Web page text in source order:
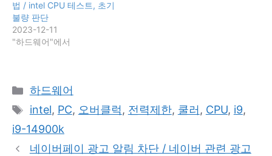
법 / intel CPU 테스트, 초기
불량 판단
2023-12-11
"하드웨어"에서
카
테
리
하드웨어
태
그
intel, PC, 오버클럭, 전력제한, 쿨러, CPU, i9,
i9-14900k
네이버페이 광고 알림 차단 / 네이버 관련 광고